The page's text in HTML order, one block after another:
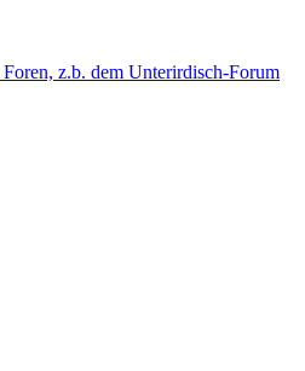
z.b. dem Unterirdisch-Forum